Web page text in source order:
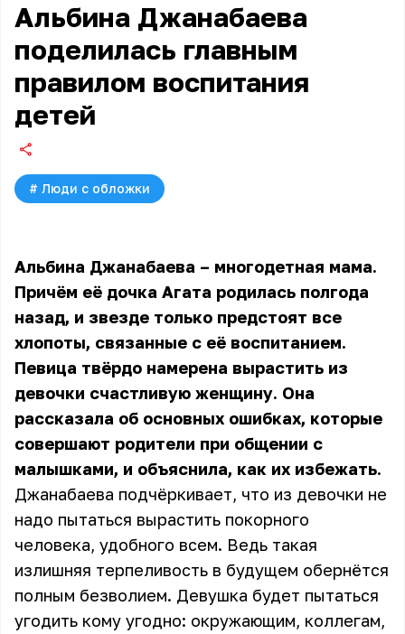
Альбина Джанабаева
поделилась главным
правилом воспитания
детей
# Люди с обложки
Альбина Джанабаева – многодетная мама.
Причём её дочка Агата родилась полгода
назад, и звезде только предстоят все
хлопоты, связанные с её воспитанием.
Певица твёрдо намерена вырастить из
девочки счастливую женщину. Она
рассказала об основных ошибках, которые
совершают родители при общении с
малышками, и объяснила, как их избежать.
Джанабаева подчёркивает, что из девочки не
надо пытаться вырастить покорного
человека, удобного всем. Ведь такая
излишняя терпеливость в будущем обернётся
полным безволием. Девушка будет пытаться
угодить кому угодно: окружающим, коллегам,